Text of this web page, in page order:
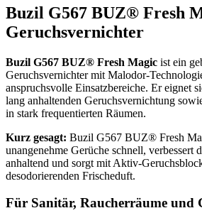
Buzil G567 BUZ® Fresh
Geruchsvernichter
Buzil G567 BUZ® Fresh Magic ist ein
Geruchsvernichter mit Malodor-
anspruchsvolle Einsatzbereiche. Er eignet
lang anhaltenden Geruchsvernichtung
in stark frequentierten Räumen.
Kurz gesagt: Buzil G567 BUZ® Fresh
unangenehme Gerüche schnell, verbessert
anhaltend und sorgt mit Aktiv-
desodorierenden Frischeduft.
Für Sanitär, Raucherräume und